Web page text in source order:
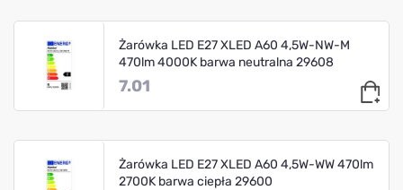
Żarówka LED E27 XLED A60 4,5W-NW-M
470lm 4000K barwa neutralna 29608
7.01
Żarówka LED E27 XLED A60 4,5W-WW 470lm
2700K barwa ciepła 29600